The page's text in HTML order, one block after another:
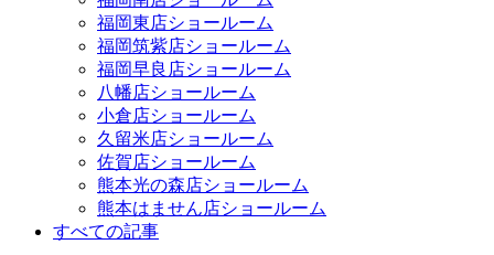
福岡東店ショールーム
福岡筑紫店ショールーム
福岡早良店ショールーム
八幡店ショールーム
小倉店ショールーム
久留米店ショールーム
佐賀店ショールーム
熊本光の森店ショールーム
熊本はません店ショールーム
すべての記事